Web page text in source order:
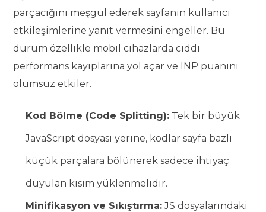
parçacığını meşgul ederek sayfanın kullanıcı
etkileşimlerine yanıt vermesini engeller. Bu
durum özellikle mobil cihazlarda ciddi
performans kayıplarına yol açar ve INP puanını
olumsuz etkiler.
Kod Bölme (Code Splitting): Tek bir büyük
JavaScript dosyası yerine, kodlar sayfa bazlı
küçük parçalara bölünerek sadece ihtiyaç
duyulan kısım yüklenmelidir.
Minifikasyon ve Sıkıştırma:JS dosyalarındaki